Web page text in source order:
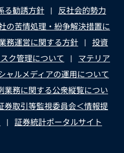
る勧誘方針
反社会的勢力
の苦情処理・紛争解決措置に
務運営に関する方針
投資
ク管理について
マテリア
ャルメディアの運用について
業務に関する公衆縦覧につい
券取引等監視委員会＜情報提
証券統計ポータルサイト